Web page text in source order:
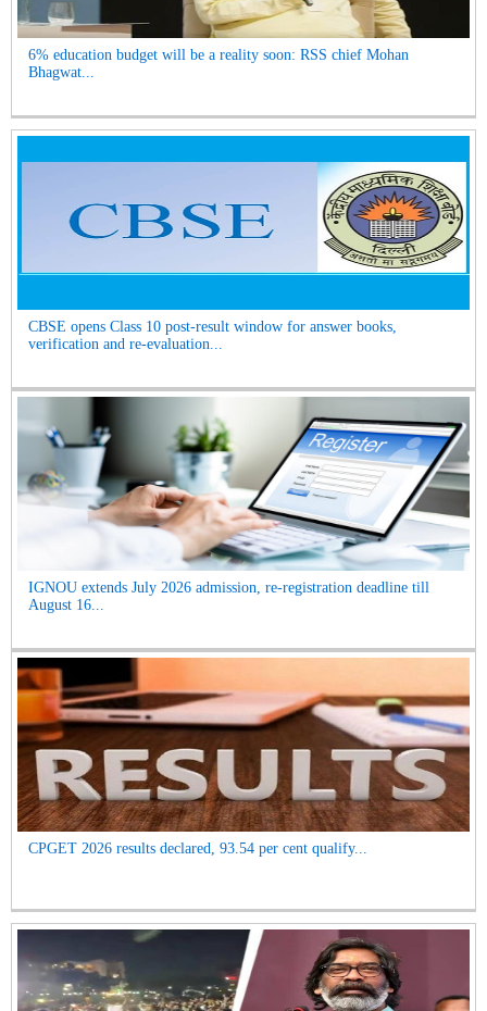
6% education budget will be a reality soon: RSS chief Mohan
Bhagwat...
CBSE opens Class 10 post-result window for answer books,
verification and re-evaluation...
IGNOU extends July 2026 admission, re-registration deadline till
August 16...
CPGET 2026 results declared, 93.54 per cent qualify...